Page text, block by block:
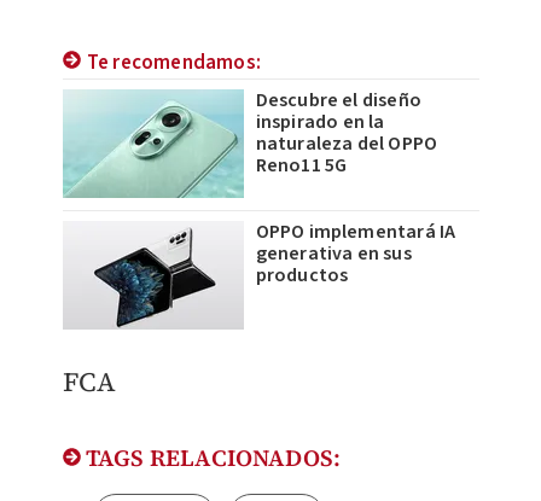
Te recomendamos:
Descubre el diseño
inspirado en la
naturaleza del OPPO
Reno11 5G
OPPO implementará IA
generativa en sus
productos
FCA
TAGS RELACIONADOS: